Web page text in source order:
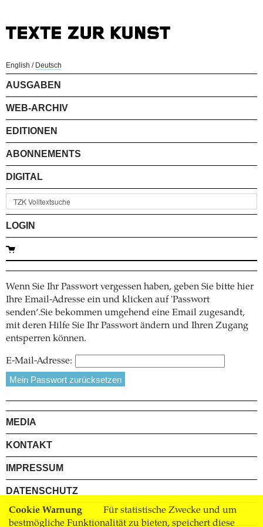
Cookie Warnung
Für statistische Zwecke und um
bestmögliche Funktionalität zu bieten, speichert diese
English / Deutsch
AUSGABEN
WEB-ARCHIV
EDITIONEN
ABONNEMENTS
DIGITAL
LOGIN
Wenn Sie Ihr Passwort vergessen haben, geben Sie bitte hier
Ihre Email-Adresse ein und klicken auf 'Passwort
senden‘.Sie bekommen umgehend eine Email zugesandt,
mit deren Hilfe Sie Ihr Passwort ändern und Ihren Zugang
entsperren können.
E-Mail-Adresse:
MEDIA
KONTAKT
IMPRESSUM
DATENSCHUTZ
AGB